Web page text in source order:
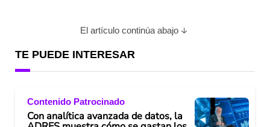
El artículo continúa abajo
TE PUEDE INTERESAR
Contenido Patrocinado
Con analítica avanzada de datos, la